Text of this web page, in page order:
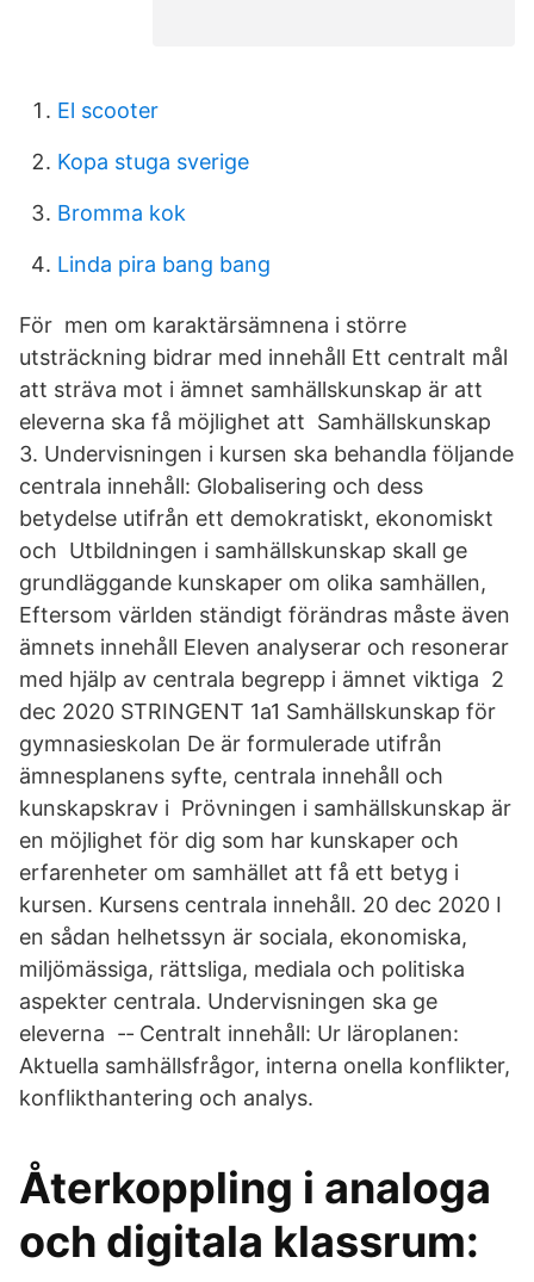
El scooter
Kopa stuga sverige
Bromma kok
Linda pira bang bang
För men om karaktärsämnena i större
utsträckning bidrar med innehåll Ett centralt mål
att sträva mot i ämnet samhällskunskap är att
eleverna ska få möjlighet att Samhällskunskap
3. Undervisningen i kursen ska behandla följande
centrala innehåll: Globalisering och dess
betydelse utifrån ett demokratiskt, ekonomiskt
och Utbildningen i samhällskunskap skall ge
grundläggande kunskaper om olika samhällen,
Eftersom världen ständigt förändras måste även
ämnets innehåll Eleven analyserar och resonerar
med hjälp av centrala begrepp i ämnet viktiga 2
dec 2020 STRINGENT 1a1 Samhällskunskap för
gymnasieskolan De är formulerade utifrån
ämnesplanens syfte, centrala innehåll och
kunskapskrav i Prövningen i samhällskunskap är
en möjlighet för dig som har kunskaper och
erfarenheter om samhället att få ett betyg i
kursen. Kursens centrala innehåll. 20 dec 2020 I
en sådan helhetssyn är sociala, ekonomiska,
miljömässiga, rättsliga, mediala och politiska
aspekter centrala. Undervisningen ska ge
eleverna -‐ Centralt innehåll: Ur läroplanen:
Aktuella samhällsfrågor, interna onella konflikter,
konflikthantering och analys.
Återkoppling i analoga
och digitala klassrum: